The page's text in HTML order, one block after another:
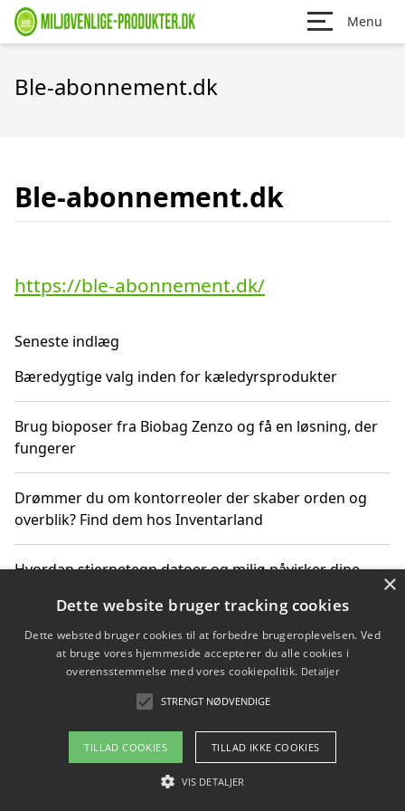
Menu
Ble-abonnement.dk
Ble-abonnement.dk
https://ble-abonnement.dk/
Seneste indlæg
Bæredygtige valg inden for kæledyrsprodukter
Brug bioposer fra Biobag Zenzo og få en løsning, der
fungerer
Drømmer du om kontorreoler der skaber orden og
overblik? Find dem hos Inventarland
Hvordan stjernetegn datoer og miljø påvirker dine
Bæredygtige gadgets til en grønnere hverdag
Om / kontakt
Blog Betingelser
×
Dette website bruger tracking cookies
Dette websted bruger cookies til at forbedre brugeroplevelsen. Ved
at bruge vores hjemmeside accepterer du alle cookies i
overensstemmelse med vores cookiepolitik. Detaljer
STRENGT NØDVENDIGE
TILLAD COOKIES TILLAD IKKE COOKIES
VIS DETALJER